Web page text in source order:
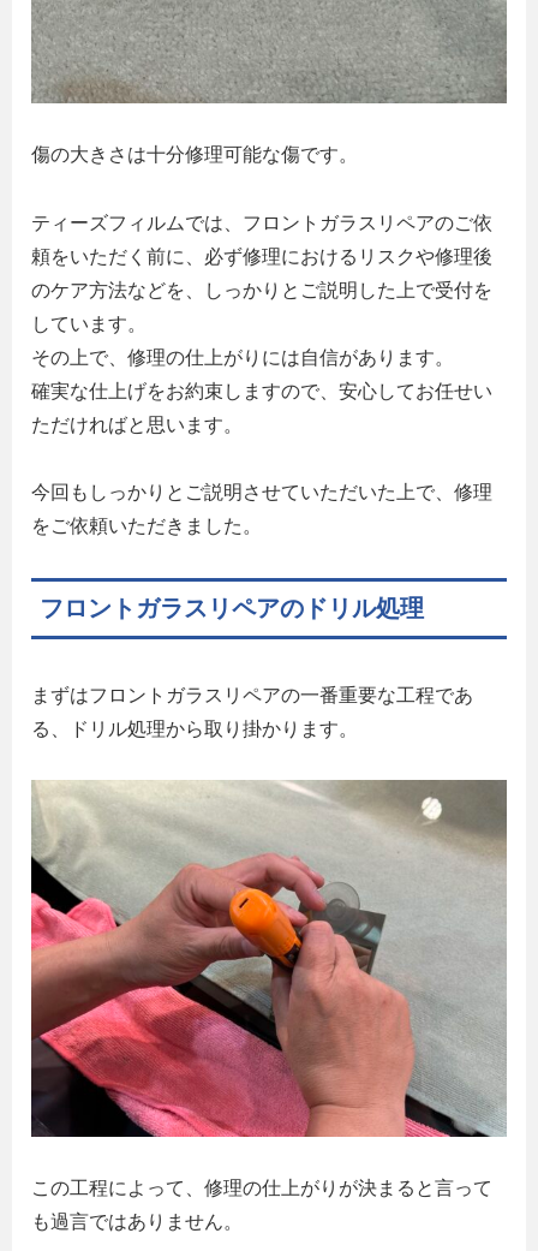
傷の大きさは十分修理可能な傷です。
ティーズフィルムでは、フロントガラスリペアのご依
頼をいただく前に、必ず修理におけるリスクや修理後
のケア方法などを、しっかりとご説明した上で受付を
しています。
その上で、修理の仕上がりには自信があります。
確実な仕上げをお約束しますので、安心してお任せい
ただければと思います。
今回もしっかりとご説明させていただいた上で、修理
をご依頼いただきました。
フロントガラスリペアのドリル処理
まずはフロントガラスリペアの一番重要な工程であ
る、ドリル処理から取り掛かります。
この工程によって、修理の仕上がりが決まると言って
も過言ではありません。